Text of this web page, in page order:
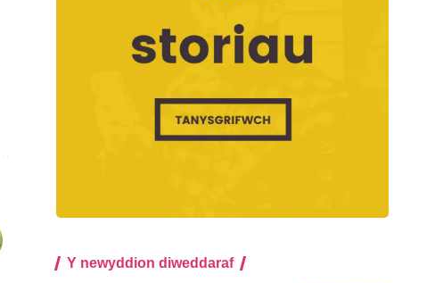
Y newyddion diweddaraf